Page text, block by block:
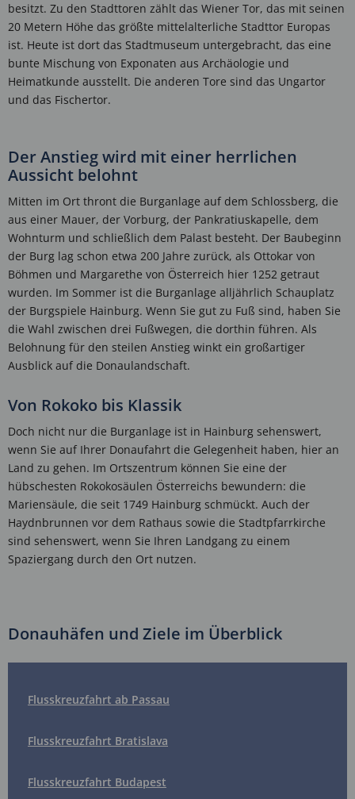
besitzt. Zu den Stadttoren zählt das Wiener Tor, das mit seinen
20 Metern Höhe das größte mittelalterliche Stadttor Europas
ist. Heute ist dort das Stadtmuseum untergebracht, das eine
bunte Mischung von Exponaten aus Archäologie und
Heimatkunde ausstellt. Die anderen Tore sind das Ungartor
und das Fischertor.
Der Anstieg wird mit einer herrlichen
Aussicht belohnt
Mitten im Ort thront die Burganlage auf dem Schlossberg, die
aus einer Mauer, der Vorburg, der Pankratiuskapelle, dem
Wohnturm und schließlich dem Palast besteht. Der Baubeginn
der Burg lag schon etwa 200 Jahre zurück, als Ottokar von
Böhmen und Margarethe von Österreich hier 1252 getraut
wurden. Im Sommer ist die Burganlage alljährlich Schauplatz
der Burgspiele Hainburg. Wenn Sie gut zu Fuß sind, haben Sie
die Wahl zwischen drei Fußwegen, die dorthin führen. Als
Belohnung für den steilen Anstieg winkt ein großartiger
Ausblick auf die Donaulandschaft.
Von Rokoko bis Klassik
Doch nicht nur die Burganlage ist in Hainburg sehenswert,
wenn Sie auf Ihrer Donaufahrt die Gelegenheit haben, hier an
Land zu gehen. Im Ortszentrum können Sie eine der
hübschesten Rokokosäulen Österreichs bewundern: die
Mariensäule, die seit 1749 Hainburg schmückt. Auch der
Haydnbrunnen vor dem Rathaus sowie die Stadtpfarrkirche
sind sehenswert, wenn Sie Ihren Landgang zu einem
Spaziergang durch den Ort nutzen.
Donauhäfen und Ziele im Überblick
Flusskreuzfahrt ab Passau
Flusskreuzfahrt Bratislava
Flusskreuzfahrt Budapest